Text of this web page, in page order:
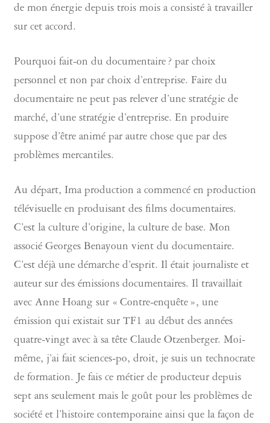
de mon énergie depuis trois mois a consisté à travailler
sur cet accord.
Pourquoi fait-on du documentaire ? par choix
personnel et non par choix d’entreprise. Faire du
documentaire ne peut pas relever d’une stratégie de
marché, d’une stratégie d’entreprise. En produire
suppose d’être animé par autre chose que par des
problèmes mercantiles.
Au départ, Ima production a commencé en production
télévisuelle en produisant des films documentaires.
C’est la culture d’origine, la culture de base. Mon
associé Georges Benayoun vient du documentaire.
C’est déjà une démarche d’esprit. Il était journaliste et
auteur sur des émissions documentaires. Il travaillait
avec Anne Hoang sur « Contre-enquête », une
émission qui existait sur TF1 au début des années
quatre-vingt avec à sa tête Claude Otzenberger. Moi-
même, j’ai fait sciences-po, droit, je suis un technocrate
de formation. Je fais ce métier de producteur depuis
sept ans seulement mais le goût pour les problèmes de
société et l’histoire contemporaine ainsi que la façon de